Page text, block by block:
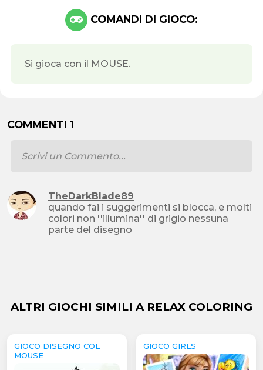
COMANDI DI GIOCO:
Si gioca con il MOUSE.
COMMENTI 1
TheDarkBlade89
quando fai i suggerimenti si blocca, e molti
colori non ''illumina'' di grigio nessuna
parte del disegno
ALTRI GIOCHI SIMILI A RELAX COLORING
GIOCO DISEGNO COL
MOUSE
GIOCO GIRLS